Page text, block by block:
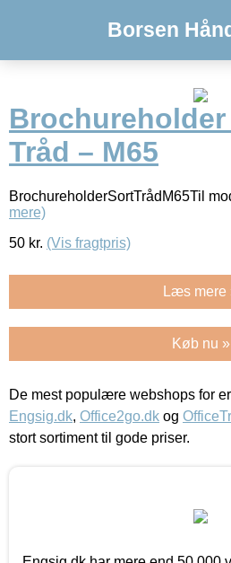
Borsen
Brochureholder
Tråd – M65
BrochureholderSortTrådM65Til
mere)
50 kr. (Vis fragtpris)
Læs mere
Køb nu »
De mest populære webshops for
Engsig.dk, Office2go.dk og
stort sortiment til gode priser.